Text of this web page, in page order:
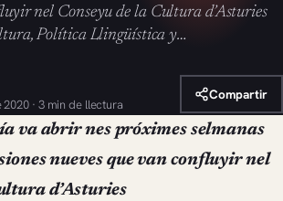
nel Conseyu de la Cultura d’Asturies
Política Llingüística y…
· 3 min de llectura
Compartir
va abrir nes próximes selmanas
nueves que van confluyir nel
d’Asturies